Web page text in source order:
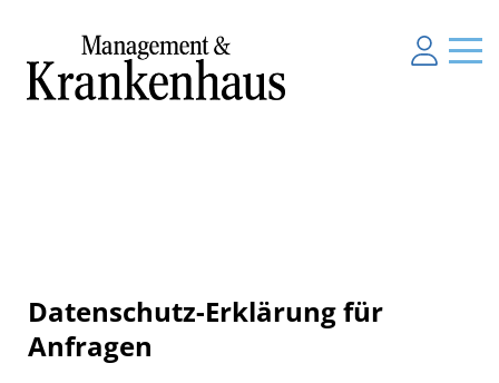
Datenschutz-Erklärung für
Anfragen